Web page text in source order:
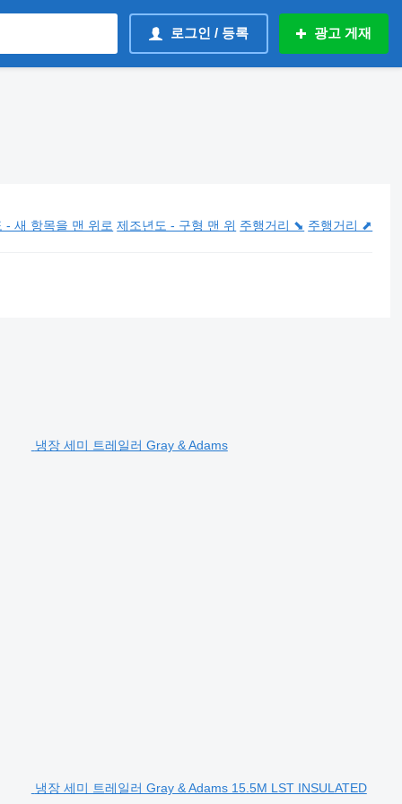
로그인 / 등록 광고 게재
- 새 항목을 맨 위로 제조년도 - 구형 맨 위 주행거리 ⬊ 주행거리 ⬈
냉장 세미 트레일러 Gray & Adams
냉장 세미 트레일러 Gray & Adams 15.5M LST INSULATED